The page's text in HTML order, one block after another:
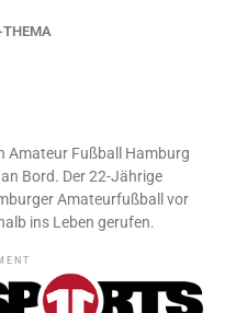
Amateur Fußball Hamburg
Bord. Der 22-Jährige
Amateurfußball vor
ins Leben gerufen.